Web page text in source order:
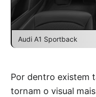
Audi A1 Sportback
Por dentro existem
tornam o visual